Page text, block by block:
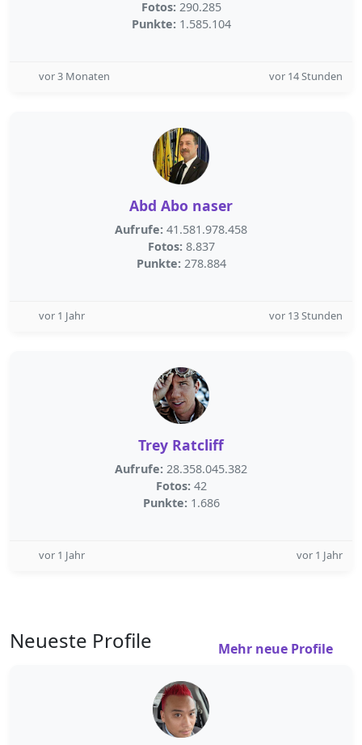
Fotos: 290.285
Punkte: 1.585.104
vor 3 Monaten vor 14 Stunden
Abd Abo naser
Aufrufe: 41.581.978.458
Fotos: 8.837
Punkte: 278.884
vor 1 Jahr vor 13 Stunden
Trey Ratcliff
Aufrufe: 28.358.045.382
Fotos: 42
Punkte: 1.686
vor 1 Jahr vor 1 Jahr
Neueste Profile Mehr neue Profile